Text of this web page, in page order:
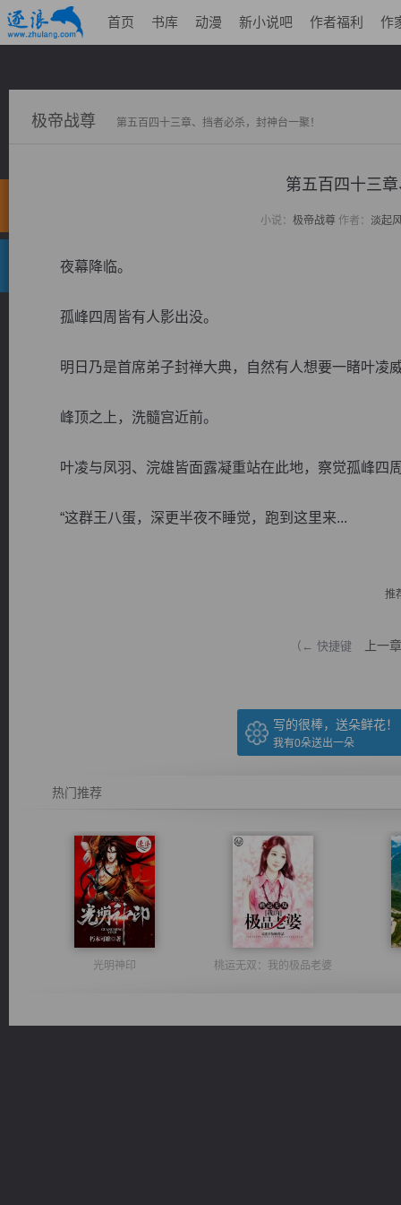
首页 书库 动漫 新小说吧 作者福利 作
极帝战尊 第五百四十三章、挡者必杀，封神台一聚！
第五百四十三
小说： 极帝战尊作者： 淡起
夜幕降临。
孤峰四周皆有人影出没。
明日乃是首席弟子封禅大典，自然有人想要一睹叶凌
峰顶之上，洗髓宫近前。
叶凌与凤羽、浣雄皆面露凝重站在此地，察觉孤峰四
“这群王八蛋，深更半夜不睡觉，跑到这里来...
推
（← 快捷键 上一章
写的很棒，送朵鲜花！
我有0朵送出一朵
热门推荐
光明神印 桃运无双：我的极品老婆